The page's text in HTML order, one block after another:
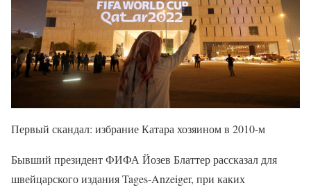
Первый скандал: избрание Катара хозяином в 2010-м
Бывший президент ФИФА Йозев Блаттер рассказал для
швейцарского издания Tages-Anzeiger, при каких